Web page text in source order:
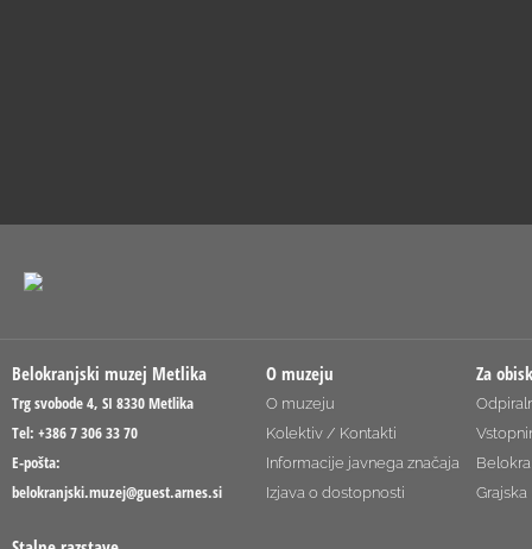
Belokranjski muzej Metlika
Trg svobode 4, SI 8330 Metlika
Tel: +386 7 306 33 70
E-pošta:
belokranjski.muzej@guest.arnes.si
O muzeju
O muzeju
Kolektiv / Kontakti
Informacije javnega značaja
Izjava o dostopnosti
Za
Grajska